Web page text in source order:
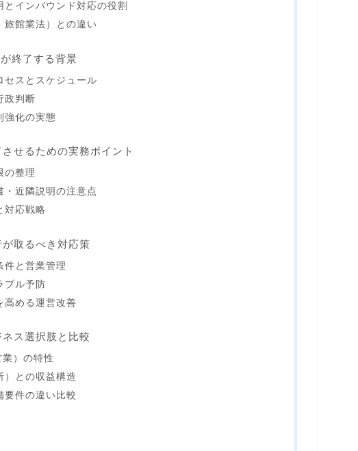
インバウンド対応の役割
館業法）との違い
終了する背景
セスとスケジュール
政判断
強化の実態
せるための実務ポイント
の整理
近隣説明の注意点
対応戦略
取るべき対応策
件と営業管理
ブル予防
高める運営改善
ス選択肢と比較
）の特性
）との収益構造
要件の違い比較